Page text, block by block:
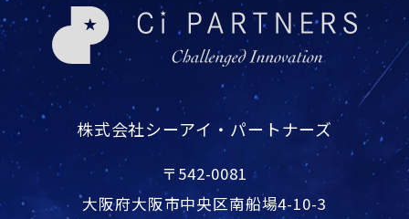
株式会社シーアイ・パートナーズ
〒542-0081
大阪府大阪市中央区南船場4-10-3